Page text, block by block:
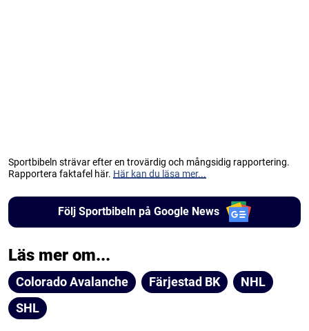
Sportbibeln strävar efter en trovärdig och mångsidig rapportering.
Rapportera faktafel här. Här kan du läsa mer...
Följ Sportbibeln på Google News
Läs mer om...
Colorado Avalanche Färjestad BK
NHL
SHL